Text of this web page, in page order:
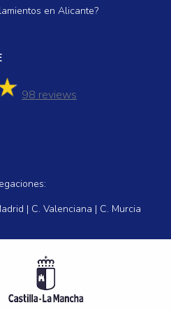
en Alicante?
98 reviews
| C. Valenciana | C. Murcia